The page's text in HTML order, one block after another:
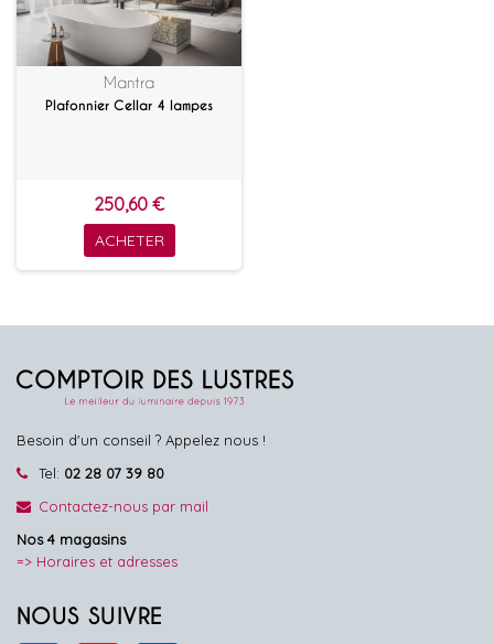
Mantra
Plafonnier Cellar 4 lampes
250,60 €
ACHETER
Besoin d'un conseil ? Appelez nous !
Tel: 02 28 07 39 80
Contactez-nous par mail
Nos 4 magasins
=> Horaires et adresses
NOUS SUIVRE